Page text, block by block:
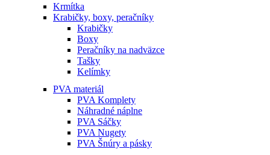
Krmítka
Krabičky, boxy, peračníky
Krabičky
Boxy
Peračníky na nadväzce
Tašky
Kelímky
PVA materiál
PVA Komplety
Náhradné náplne
PVA Sáčky
PVA Nugety
PVA Šnúry a pásky